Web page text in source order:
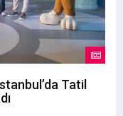
Tatil